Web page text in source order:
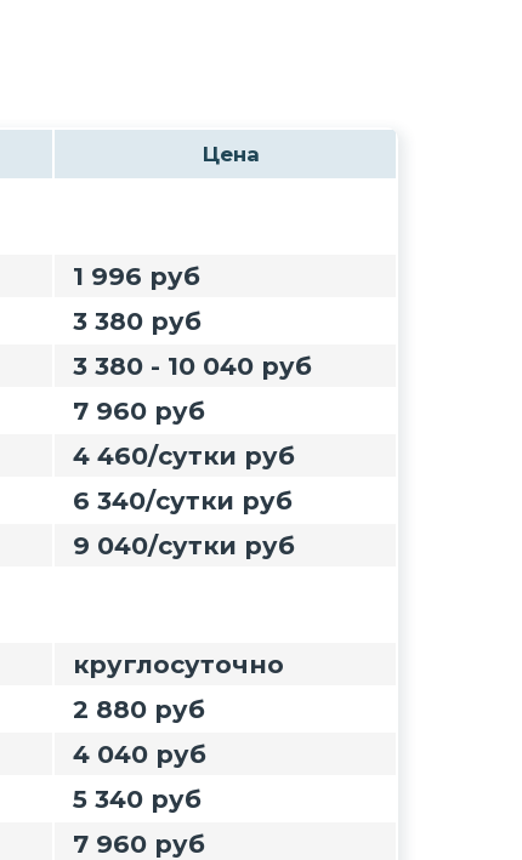
Цена
1 996 руб
3 380 руб
3 380 - 10 040 руб
7 960 руб
4 460/сутки руб
6 340/сутки руб
9 040/сутки руб
круглосуточно
2 880 руб
4 040 руб
5 340 руб
7 960 руб